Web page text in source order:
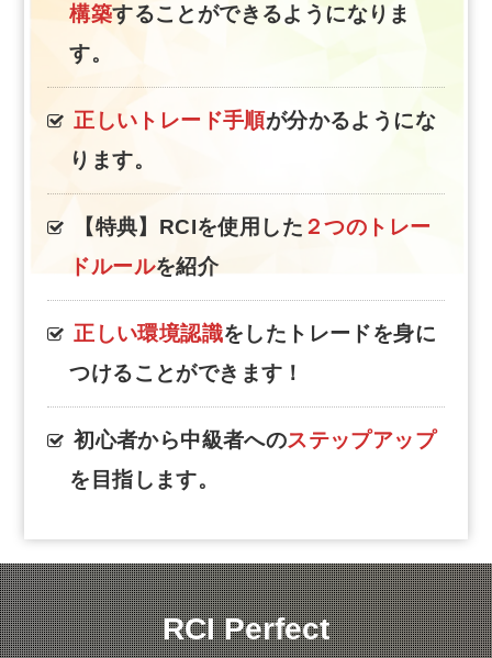
構築することができるようになりま
す。
正しいトレード手順が分かるようにな
ります。
【特典】RCIを使用した ２つのトレー
ドルールを紹介
正しい環境認識をしたトレードを身に
つけることができます！
初心者から中級者へのステップアップ
を目指します。
RCI Perfect